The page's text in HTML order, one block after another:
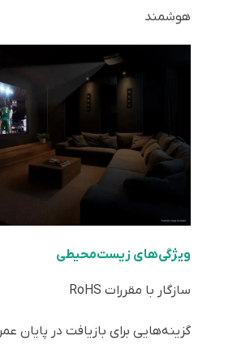
هوشمند
ویژگی‌های زیست‌محیطی
سازگار با مقررات RoHS
گزینه‌هایی برای بازیافت در پایان